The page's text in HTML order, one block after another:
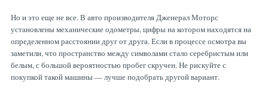
Но и это еще не все. В авто производителя Дженерал Моторс
установлены механические одометры, цифры на котором находятся на
определенном расстоянии друг от друга. Если в процессе осмотра вы
заметили, что пространство между символами стало серебристым или
белым, с большой вероятностью пробег скручен. Не рискуйте с
покупкой такой машины — лучше подобрать другой вариант.